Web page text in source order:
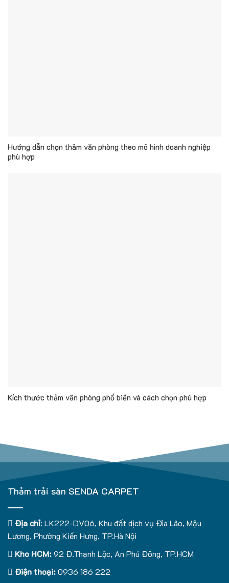
Hướng dẫn chọn thảm văn phòng theo mô hình doanh nghiệp
phù hợp
Kích thước thảm văn phòng phổ biến và cách chọn phù hợp
Thảm trải sàn SENDA CARPET
Địa chỉ: LK222-DV06, Khu đất dịch vụ Đìa Lão, Mậu
Lương, Phường Kiến Hưng, TP.Hà Nội
Kho HCM:92 Đ.Thạnh Lộc, An Phú Đông, TP.HCM
Điện thoại:0936 186 222